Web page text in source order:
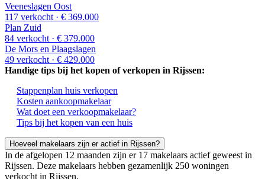
Veeneslagen Oost
117 verkocht · € 369.000
Plan Zuid
84 verkocht · € 379.000
De Mors en Plaagslagen
49 verkocht · € 429.000
Handige tips bij het kopen of verkopen in Rijssen:
Stappenplan huis verkopen
Kosten aankoopmakelaar
Wat doet een verkoopmakelaar?
Tips bij het kopen van een huis
Hoeveel makelaars zijn er actief in Rijssen?
In de afgelopen 12 maanden zijn er 17 makelaars actief geweest in
Rijssen. Deze makelaars hebben gezamenlijk 250 woningen
verkocht in Rijssen.